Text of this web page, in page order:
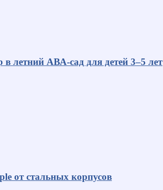
летний АВА-сад для детей 3–5 лет
от стальных корпусов